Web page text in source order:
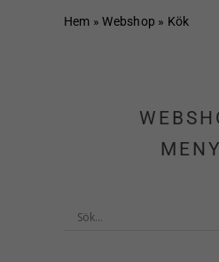
Hem »Webshop » Kök
MENY